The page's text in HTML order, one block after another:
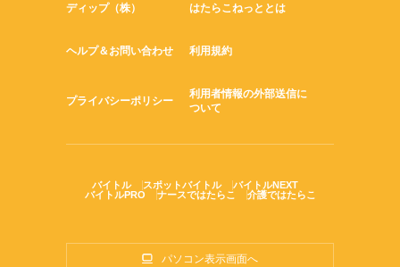
ディップ（株） はたらこねっととは
ヘルプ＆お問い合わせ 利用規約
プライバシーポリシー
利用者情報の外部送信に
ついて
バイトル スポットバイトル
バイトルNEXT
バイトルPRO
ナースではたらこ 介護ではたらこ
パソコン表示画面へ